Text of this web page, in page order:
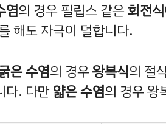
염의 경우 필립스 같은회전식
해도 자극이 덜합니다.
은 수염의 경우왕복식의 절
다. 다만얇은 수염의 경우 왕